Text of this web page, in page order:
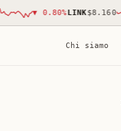
▼ 0.80%LINK$8.160
Chi siamo